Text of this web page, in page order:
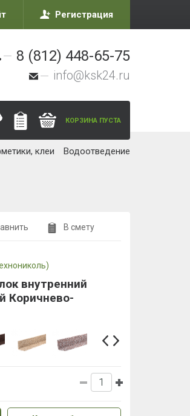
Регистрация
8 (812) 448-65-75
info@ksk24.ru
КОРЗИНА ПУСТА
клеи Водоотведение
В смету
внутренний
Коричнево-